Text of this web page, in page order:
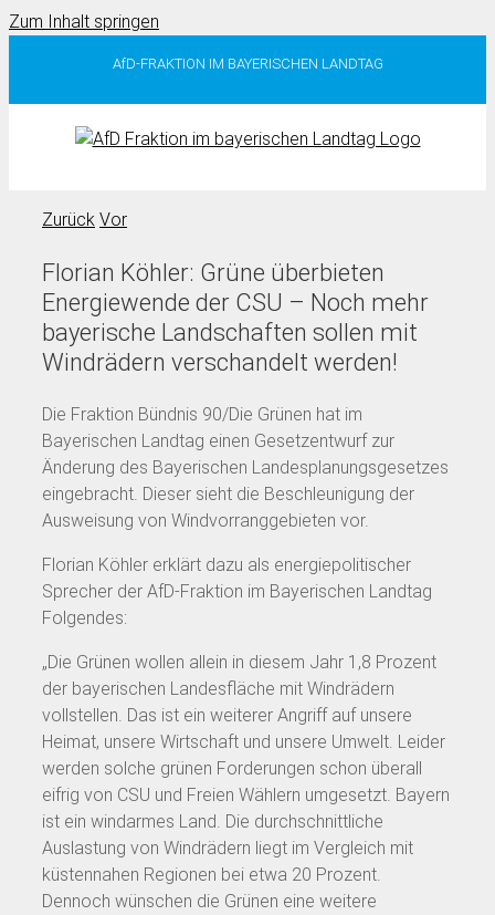
Zum Inhalt springen
AfD-FRAKTION IM BAYERISCHEN LANDTAG
Zurück Vor
Florian Köhler: Grüne überbieten
Energiewende der CSU – Noch mehr
bayerische Landschaften sollen mit
Windrädern verschandelt werden!
Die Fraktion Bündnis 90/Die Grünen hat im
Bayerischen Landtag einen Gesetzentwurf zur
Änderung des Bayerischen Landesplanungsgesetzes
eingebracht. Dieser sieht die Beschleunigung der
Ausweisung von Windvorranggebieten vor.
Florian Köhler erklärt dazu als energiepolitischer
Sprecher der AfD-Fraktion im Bayerischen Landtag
Folgendes:
„Die Grünen wollen allein in diesem Jahr 1,8 Prozent
der bayerischen Landesfläche mit Windrädern
vollstellen. Das ist ein weiterer Angriff auf unsere
Heimat, unsere Wirtschaft und unsere Umwelt. Leider
werden solche grünen Forderungen schon überall
eifrig von CSU und Freien Wählern umgesetzt. Bayern
ist ein windarmes Land. Die durchschnittliche
Auslastung von Windrädern liegt im Vergleich mit
küstennahen Regionen bei etwa 20 Prozent.
Dennoch wünschen die Grünen eine weitere